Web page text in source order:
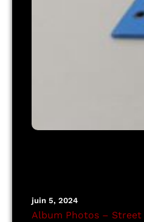
juin 5, 2024
Album Photos – Street